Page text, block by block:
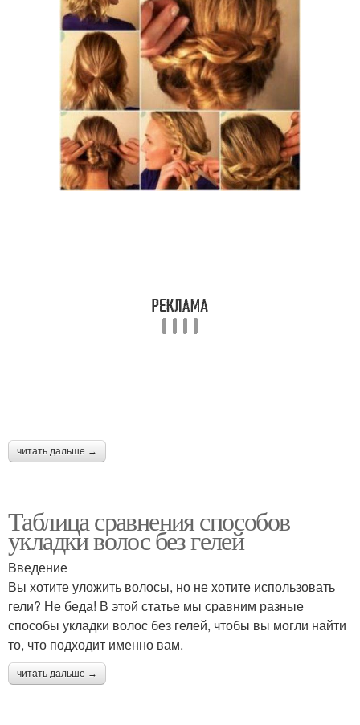
читать дальше →
Таблица сравнения способов
укладки волос без гелей
Введение
Вы хотите уложить волосы, но не хотите использовать
гели? Не беда! В этой статье мы сравним разные
способы укладки волос без гелей, чтобы вы могли найти
то, что подходит именно вам.
читать дальше →